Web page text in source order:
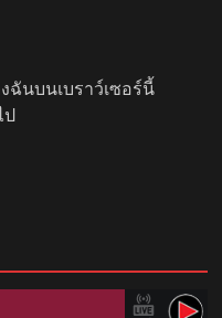
ฉันบนเบราว์เซอร์นี้
ป